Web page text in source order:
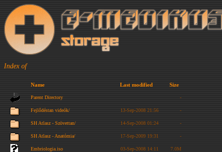
Index of
Name Last modified Size
Parent Directory -
Fejlődéstan videók/ 13-Sep-2008 21:56 -
SH Atlasz - Szövettan/ 14-Sep-2008 01:24 -
SH Atlasz - Anatómia/ 17-Sep-2009 19:31 -
Embriologia.iso 03-Sep-2008 14:11 7.0M